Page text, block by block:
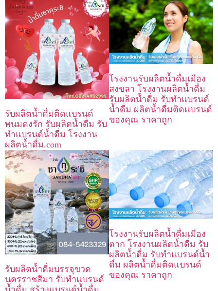
รับผลิตน้ำดื่มติดแบรนด์
พนมดงรัก รับผลิตน้ำดื่ม รับ
ทำแบรนด์น้ำดื่ม โรงงาน
ผลิตน้ำดื่ม.com
โรงงานรับผลิตน้ำดื่มเมือง
สงขลา โรงงานผลิตน้ำดื่ม
รับผลิตน้ำดื่ม รับทำแบรนด์
น้ำดื่ม ผลิตน้ำดื่มติดแบรนด์
ของคุณ ราคาถูก
รับผลิตน้ำดื่มบรรจุขวด
นครราชสีมา รับทำแบรนด์
โรงงานรับผลิตน้ำดื่มเมือง
ตาก โรงงานผลิตน้ำดื่ม รับ
ผลิตน้ำดื่ม รับทำแบรนด์น้ำ
ดื่ม ผลิตน้ำดื่มติดแบรนด์
ของคุณ ราคาถูก